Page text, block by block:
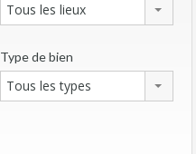
Tous les lieux
Type de bien
Tous les types